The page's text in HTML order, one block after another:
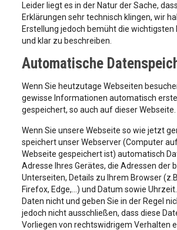
Leider liegt es in der Natur der Sache,
Erklärungen sehr technisch klingen, wir
Erstellung jedoch bemüht die wichtigsten
und klar zu beschreiben.
Automatische
Wenn Sie heutzutage Webseiten
gewisse Informationen automatisch
gespeichert, so auch auf dieser Webseite.
Wenn Sie unsere Webseite so wie jetzt
speichert unser Webserver (Computer
Webseite gespeichert ist) automatisch
Adresse Ihres Gerätes, die Adressen der
Unterseiten, Details zu Ihrem Browser
Firefox, Edge,…) und Datum sowie
Daten nicht und geben Sie in der Regel
jedoch nicht ausschließen, dass diese
Vorliegen von rechtswidrigem Verhalten